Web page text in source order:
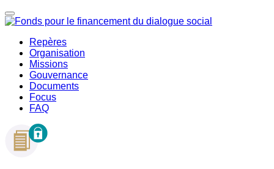
Repères
Organisation
Missions
Gouvernance
Documents
Focus
FAQ